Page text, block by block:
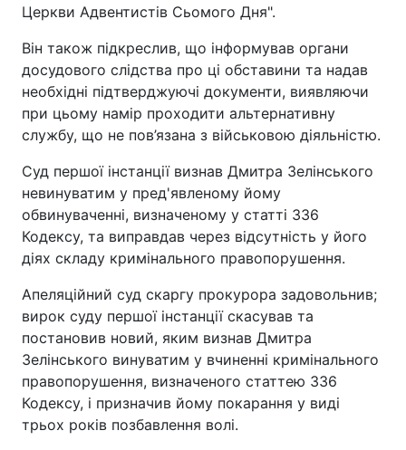
Церкви Адвентистів Сьомого Дня".
Він також підкреслив, що інформував органи
досудового слідства про ці обставини та надав
необхідні підтверджуючі документи, виявляючи
при цьому намір проходити альтернативну
службу, що не пов’язана з військовою діяльністю.
Суд першої інстанції визнав Дмитра Зелінського
невинуватим у пред'явленому йому
обвинуваченні, визначеному у статті 336
Кодексу, та виправдав через відсутність у його
діях складу кримінального правопорушення.
Апеляційний суд скаргу прокурора задовольнив;
вирок суду першої інстанції скасував та
постановив новий, яким визнав Дмитра
Зелінського винуватим у вчиненні кримінального
правопорушення, визначеного статтею 336
Кодексу, і призначив йому покарання у виді
трьох років позбавлення волі.